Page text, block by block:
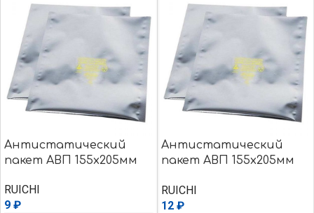
Антистатический
пакет АВП 155х205мм
RUICHI
9 ₽
Антистатический
пакет АВП 155х205мм
RUICHI
12 ₽